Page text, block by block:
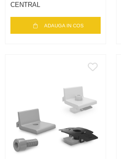
CENTRAL
ADAUGA IN COS